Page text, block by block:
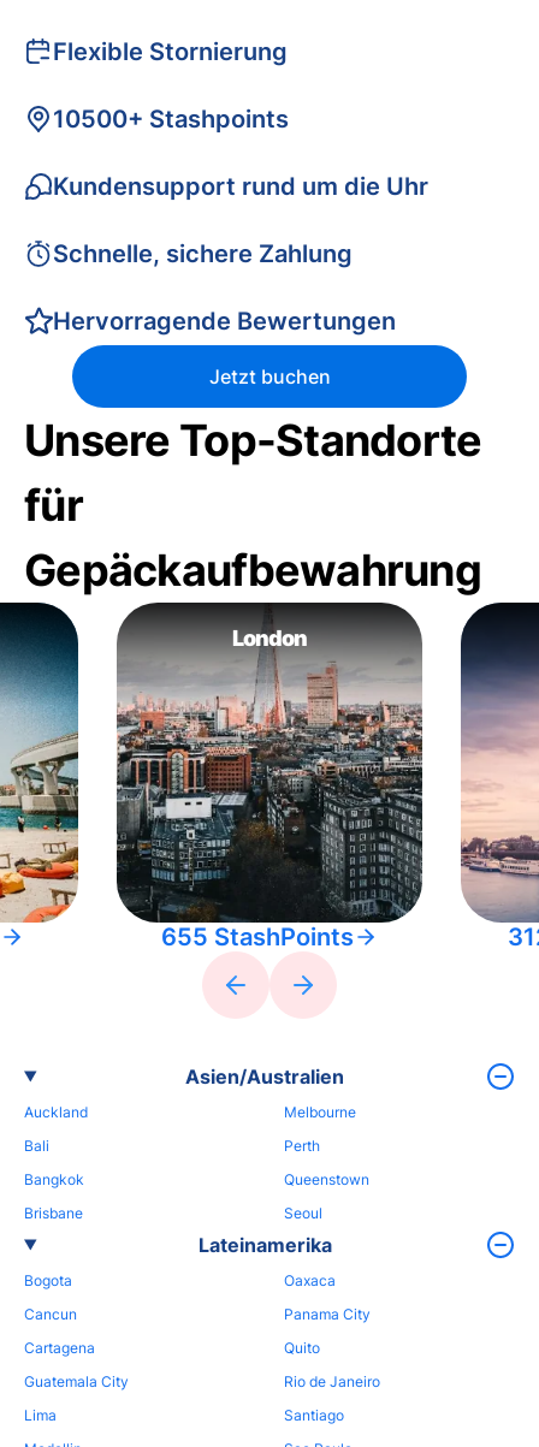
Flexible Stornierung
10500+ Stashpoints
Kundensupport rund um die Uhr
Schnelle, sichere Zahlung
Hervorragende Bewertungen
Jetzt buchen
Unsere Top-Standorte
für
Gepäckaufbewahrung
London
655 StashPoints
Asien/Australien
Auckland
Bali
Bangkok
Brisbane
Melbourne
Perth
Queenstown
Seoul
Lateinamerika
Bogota
Cancun
Cartagena
Guatemala City
Lima
Oaxaca
Panama City
Quito
Rio de Janeiro
Santiago